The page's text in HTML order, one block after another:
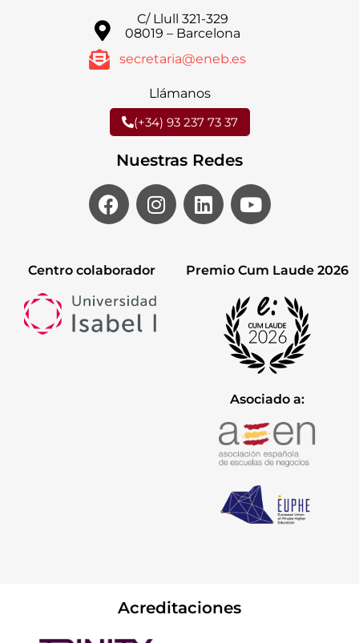
C/ Llull 321-329
08019 – Barcelona
secretaria@eneb.es
Llámanos
(+34) 93 237 73 37
Nuestras Redes
Centro colaborador Premio Cum Laude 2026
Asociado a:
Acreditaciones